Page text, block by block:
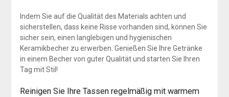
Indem Sie auf die Qualität des Materials achten und
sicherstellen, dass keine Risse vorhanden sind, können Sie
sicher sein, einen langlebigen und hygienischen
Keramikbecher zu erwerben. Genießen Sie Ihre Getränke
in einem Becher von guter Qualität und starten Sie Ihren
Tag mit Stil!
Reinigen Sie Ihre Tassen regelmäßig mit warmem